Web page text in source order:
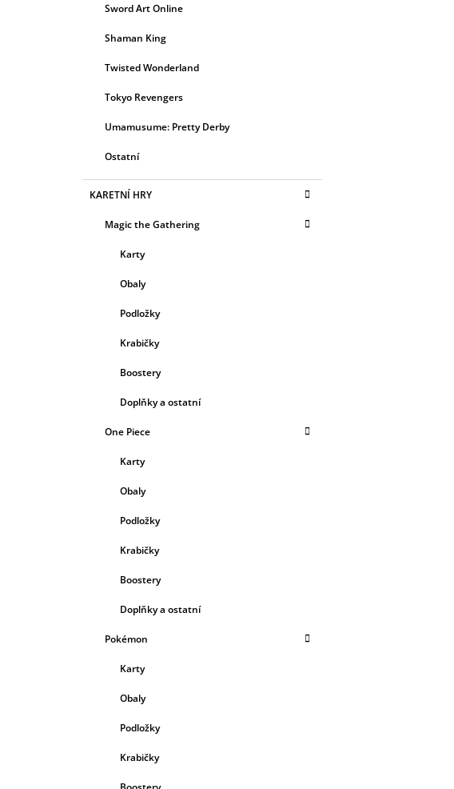
Sword Art Online
Shaman King
Twisted Wonderland
Tokyo Revengers
Umamusume: Pretty Derby
Ostatní
KARETNÍ HRY
Magic the Gathering
Karty
Obaly
Podložky
Krabičky
Boostery
Doplňky a ostatní
One Piece
Karty
Obaly
Podložky
Krabičky
Boostery
Doplňky a ostatní
Pokémon
Karty
Obaly
Podložky
Krabičky